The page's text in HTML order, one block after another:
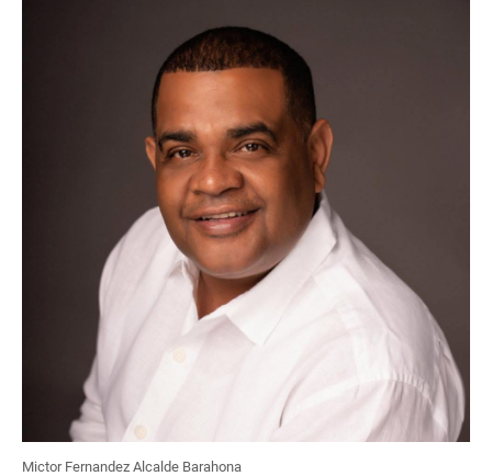
Mictor Fernandez Alcalde Barahona